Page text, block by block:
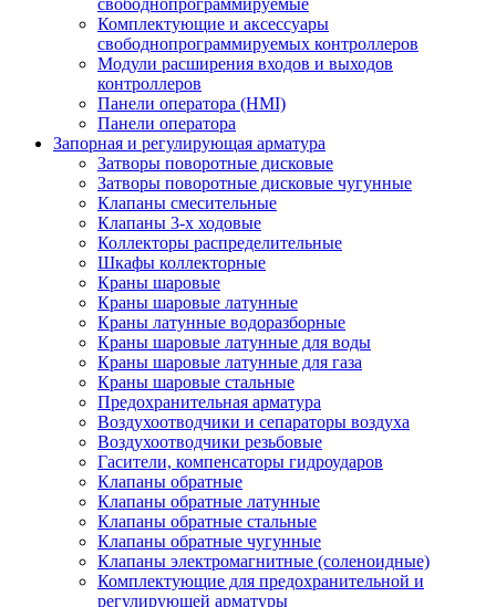
свободнопрограммируемые
Комплектующие и аксессуары
свободнопрограммируемых контроллеров
Модули расширения входов и выходов
контроллеров
Панели оператора (HMI)
Панели оператора
Запорная и регулирующая арматура
Затворы поворотные дисковые
Затворы поворотные дисковые чугунные
Клапаны смесительные
Клапаны 3-х ходовые
Коллекторы распределительные
Шкафы коллекторные
Краны шаровые
Краны шаровые латунные
Краны латунные водоразборные
Краны шаровые латунные для воды
Краны шаровые латунные для газа
Краны шаровые стальные
Предохранительная арматура
Воздухоотводчики и сепараторы воздуха
Воздухоотводчики резьбовые
Гасители, компенсаторы гидроударов
Клапаны обратные
Клапаны обратные латунные
Клапаны обратные стальные
Клапаны обратные чугунные
Клапаны электромагнитные (соленоидные)
Комплектующие для предохранительной и
регулирующей арматуры